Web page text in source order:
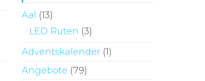
Aal
(13)
LED Ruten (3)
Adventskalender (1)
Angebote (79)